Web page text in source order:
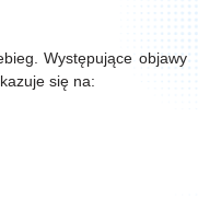
Występujące objawy
się na: